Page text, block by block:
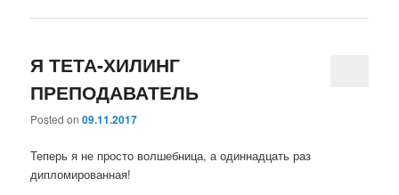
Я ТЕТА-ХИЛИНГ
ПРЕПОДАВАТЕЛЬ
Posted on09.11.2017
Теперь я не просто волшебница, а одиннадцать раз
дипломированная!